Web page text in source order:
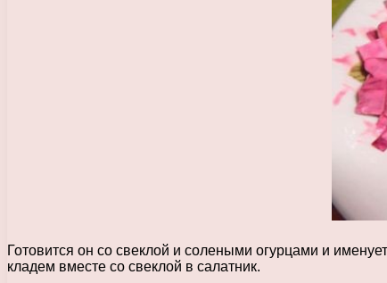
Готовится он со свеклой и солеными огурцами и
кладем вместе со свеклой в салатник.